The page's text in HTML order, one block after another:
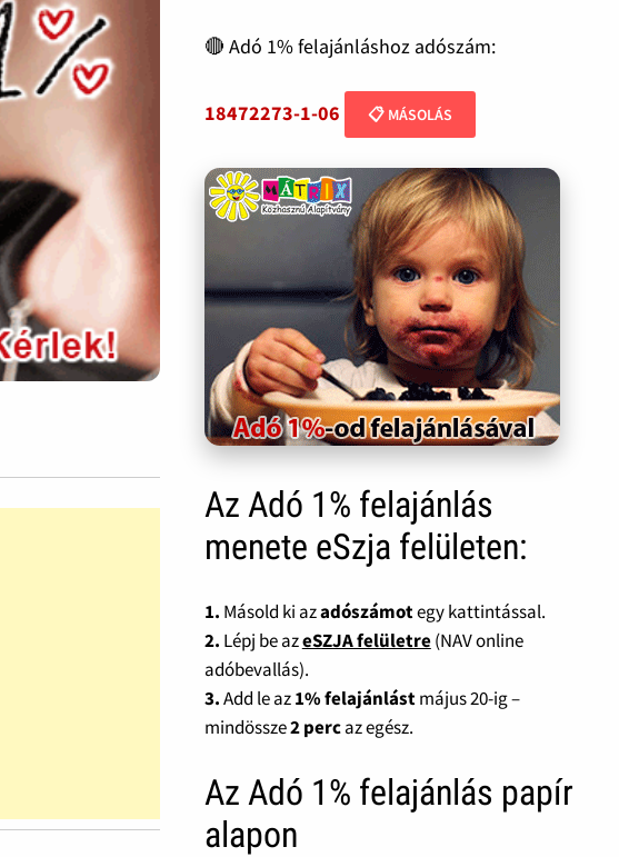
🔴 Adó 1% felajánláshoz adószám:
18472273-1-06 📋 MÁSOLÁS
Az Adó 1% felajánlás
menete eSzja felületen:
1. Másold ki azadószámotegy kattintással.
2. Lépj be azeSZJA felületre(NAV online
adóbevallás).
3.Add le az1% felajánlástmájus 20-ig –
mindössze2 percaz egész.
Az Adó 1% felajánlás papír
alapon